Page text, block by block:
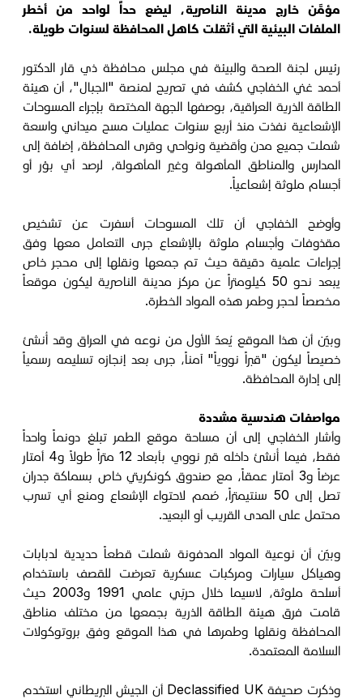
مؤمَّن خارج مدينة الناصرية، ليضع حداً لواحد من أخطر
الملفات البيئية التي أثقلت كاهل المحافظة لسنوات طويلة.
رئيس لجنة الصحة والبيئة في مجلس محافظة ذي قار الدكتور
أحمد غني الخفاجي كشف في تصريح لمنصة "الجبال"، أن هيئة
الطاقة الذرية العراقية، بوصفها الجهة المختصة بإجراء المسوحات
الإشعاعية نفذت منذ أربع سنوات عمليات مسح ميداني واسعة
شملت جميع مدن وأقضية ونواحي وقرى المحافظة، إضافة إلى
المدارس والمناطق المأهولة وغير المأهولة، لرصد أي بؤر أو
أجسام ملوثة إشعاعياً.
وأوضح الخفاجي أن تلك المسوحات أسفرت عن تشخيص
مقذوفات وأجسام ملوثة بالإشعاع جرى التعامل معها وفق
إجراءات علمية دقيقة حيث تم جمعها ونقلها إلى محجر خاص
يبعد نحو 50 كيلومتراً عن مركز مدينة الناصرية ليكون موقعاً
مخصصاً لحجر وطمر هذه المواد الخطرة.
وبيّن أن هذا الموقع يُعدّ الأول من نوعه في العراق وقد أُنشئ
خصيصاً ليكون "قبراً نووياً" آمناً، جرى بعد إنجازه تسليمه رسمياً
إلى إدارة المحافظة.
مواصفات هندسية مشددة
وأشار الخفاجي إلى أن مساحة موقع الطمر تبلغ دونماً واحداً
فقط، فيما أُنشئ داخله قبر نووي بأبعاد 12 متراً طولاً و4 أمتار
عرضاً و3 أمتار عمقاً، مع صندوق كونكريتي خاص بسماكة جدران
تصل إلى 50 سنتيمتراً، صُمم لاحتواء الإشعاع ومنع أي تسرب
محتمل على المدى القريب أو البعيد.
وبيّن أن نوعية المواد المدفونة شملت قطعاً حديدية لدبابات
وهياكل سيارات ومركبات عسكرية تعرضت للقصف باستخدام
أسلحة ملوثة، لاسيما خلال حربَي عامي 1991 و2003 حيث
قامت فرق هيئة الطاقة الذرية بجمعها من مختلف مناطق
المحافظة ونقلها وطمرها في هذا الموقع وفق بروتوكولات
السلامة المعتمدة.
وذكرت صحيفة Declassified UK أن الجيش البريطاني استخدم